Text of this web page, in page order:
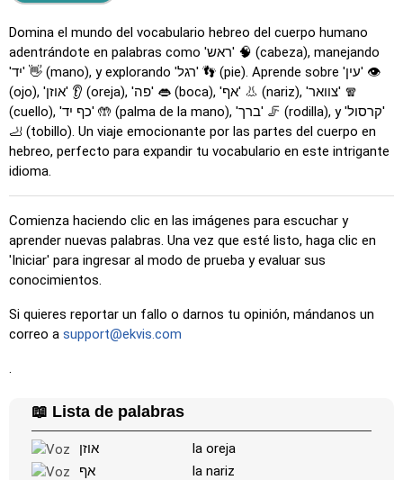
Domina el mundo del vocabulario hebreo del cuerpo humano
adentrándote en palabras como 'ראש' 🧠 (cabeza), manejando
'יד' 👋 (mano), y explorando 'רגל' 👣 (pie). Aprende sobre 'עין' 👁️
(ojo), 'אוזן' 👂 (oreja), 'פה' 👄 (boca), 'אף' 👃 (nariz), 'צוואר' 🧣
(cuello), 'כף יד' 🤲 (palma de la mano), 'ברך' 🦵 (rodilla), y 'קרסול'
🦶 (tobillo). Un viaje emocionante por las partes del cuerpo en
hebreo, perfecto para expandir tu vocabulario en este intrigante
idioma.
Comienza haciendo clic en las imágenes para escuchar y
aprender nuevas palabras. Una vez que esté listo, haga clic en
'Iniciar' para ingresar al modo de prueba y evaluar sus
conocimientos.
Si quieres reportar un fallo o darnos tu opinión, mándanos un
correo a support@ekvis.com
.
📖 Lista de palabras
אוזן
la oreja
אף
la nariz